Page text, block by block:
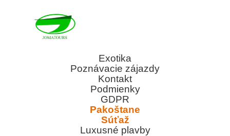
Exotika
Poznávacie zájazdy
Kontakt
Podmienky
GDPR
Pakoštane
Súťaž
Luxusné plavby